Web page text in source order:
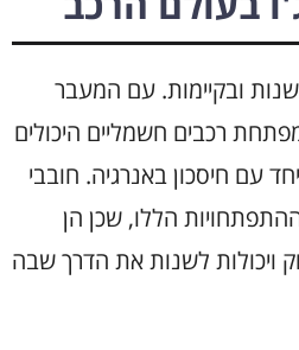
ובקיימות. עם המעבר
רכבים חשמליים היכולים
עם חיסכון באנרגיה. חובבי
הללו, שכן הן
ויכולות לשנות את הדרך שבה